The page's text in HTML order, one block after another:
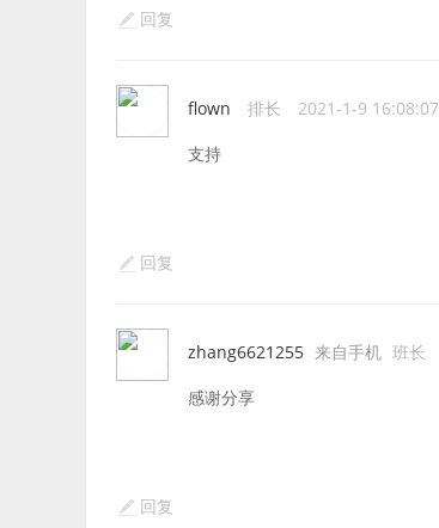
回复
flown 排长 2021-1-9 16:08:07
支持
回复
zhang6621255 来自手机 班长
感谢分享
回复